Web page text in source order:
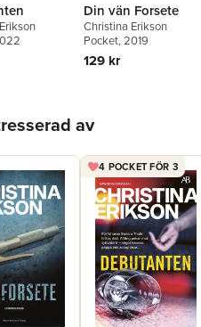
Din vän Forsete
Christina Erikson
Pocket, 2019
129 kr
av
4 POCKET FÖR 3